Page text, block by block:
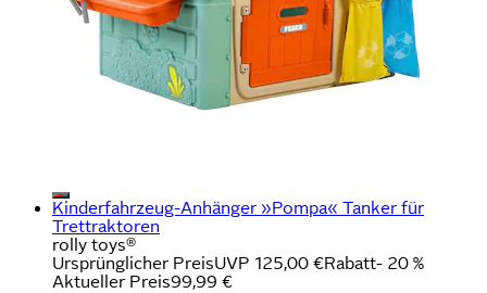
Kinderfahrzeug-Anhänger »Pompa« Tanker für
Trettraktoren
rolly toys®
Ursprünglicher PreisUVP 125,00 €Rabatt- 20 %
Aktueller Preis99,99 €